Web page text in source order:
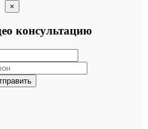
×
консультацию